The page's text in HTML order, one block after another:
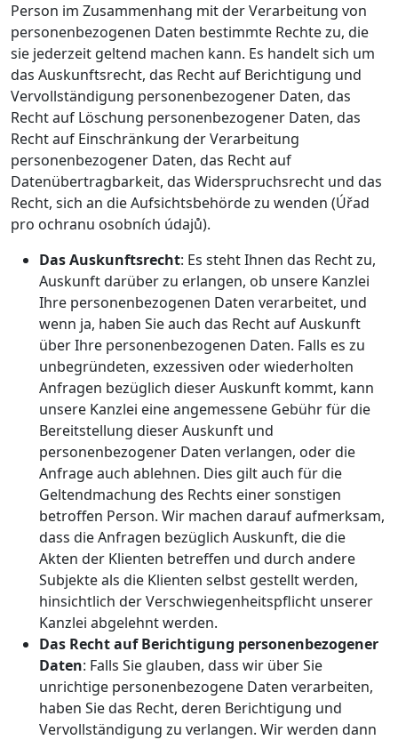
Person im Zusammenhang mit der Verarbeitung von
personenbezogenen Daten bestimmte Rechte zu, die
sie jederzeit geltend machen kann. Es handelt sich um
das Auskunftsrecht, das Recht auf Berichtigung und
Vervollständigung personenbezogener Daten, das
Recht auf Löschung personenbezogener Daten, das
Recht auf Einschränkung der Verarbeitung
personenbezogener Daten, das Recht auf
Datenübertragbarkeit, das Widerspruchsrecht und das
Recht, sich an die Aufsichtsbehörde zu wenden (Úřad
pro ochranu osobních údajů).
Das Auskunftsrecht: Es steht Ihnen das Recht zu,
Auskunft darüber zu erlangen, ob unsere Kanzlei
Ihre personenbezogenen Daten verarbeitet, und
wenn ja, haben Sie auch das Recht auf Auskunft
über Ihre personenbezogenen Daten. Falls es zu
unbegründeten, exzessiven oder wiederholten
Anfragen bezüglich dieser Auskunft kommt, kann
unsere Kanzlei eine angemessene Gebühr für die
Bereitstellung dieser Auskunft und
personenbezogener Daten verlangen, oder die
Anfrage auch ablehnen. Dies gilt auch für die
Geltendmachung des Rechts einer sonstigen
betroffen Person. Wir machen darauf aufmerksam,
dass die Anfragen bezüglich Auskunft, die die
Akten der Klienten betreffen und durch andere
Subjekte als die Klienten selbst gestellt werden,
hinsichtlich der Verschwiegenheitspflicht unserer
Kanzlei abgelehnt werden.
Das Recht auf Berichtigung personenbezogener
Daten: Falls Sie glauben, dass wir über Sie
unrichtige personenbezogene Daten verarbeiten,
haben Sie das Recht, deren Berichtigung und
Vervollständigung zu verlangen. Wir werden dann